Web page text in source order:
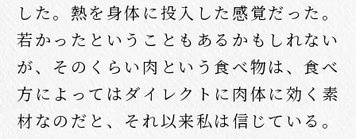
した。熱を身体に投入した感覚だった。
若かったということもあるかもしれない
が、そのくらい肉という食べ物は、食べ
方によってはダイレクトに肉体に効く素
材なのだと、それ以来私は信じている。